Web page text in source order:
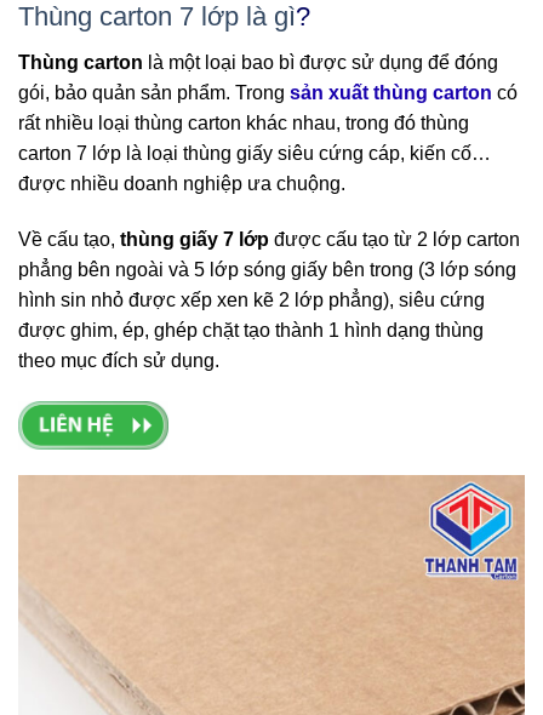
Thùng carton 7 lớp là gì?
Thùng carton là một loại bao bì được sử dụng để đóng
gói, bảo quản sản phẩm. Trong sản xuất thùng carton có
rất nhiều loại thùng carton khác nhau, trong đó thùng
carton 7 lớp là loại thùng giấy siêu cứng cáp, kiến cố…
được nhiều doanh nghiệp ưa chuộng.
Về cấu tạo, thùng giấy 7 lớp được cấu tạo từ 2 lớp carton
phẳng bên ngoài và 5 lớp sóng giấy bên trong (3 lớp sóng
hình sin nhỏ được xếp xen kẽ 2 lớp phẳng), siêu cứng
được ghim, ép, ghép chặt tạo thành 1 hình dạng thùng
theo mục đích sử dụng.